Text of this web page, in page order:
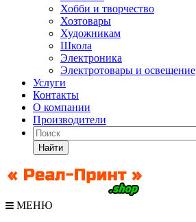
Хобби и творчество
Хозтовары
Художникам
Школа
Электроника
Электротовары и освещение
Услуги
Контакты
О компании
Производители
Найти
МЕНЮ